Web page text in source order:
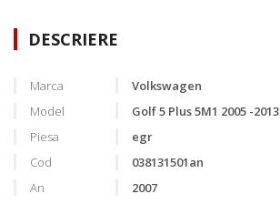
DESCRIERE
Marca
Volkswagen
Model
Golf 5 Plus 5M1 2005 -2013
Piesa
egr
Cod
038131501an
An
2007